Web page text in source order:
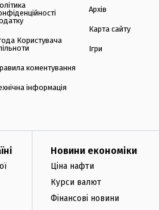
Користувача
коментування
інформація
Архів
Карта сайту
Ігри
Новини економіки
Ціна нафти
Курси валют
Фінансові новини